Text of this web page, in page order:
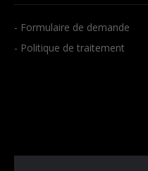
- Formulaire de demande
- Politique de traitement